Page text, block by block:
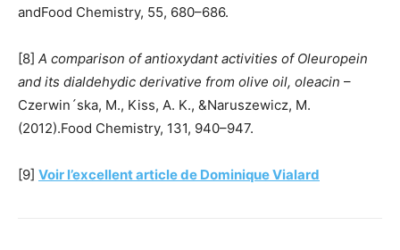
andFood Chemistry, 55, 680–686.
[8] A comparison of antioxydant activities of Oleuropein
and its dialdehydic derivative from olive oil, oleacin –
Czerwin´ska, M., Kiss, A. K., &Naruszewicz, M.
(2012).Food Chemistry, 131, 940–947.
[9] Voir l’excellent article de Dominique Vialard